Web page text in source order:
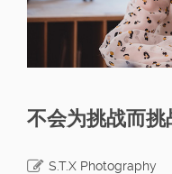
不会为挑战而
S.T.X Photography